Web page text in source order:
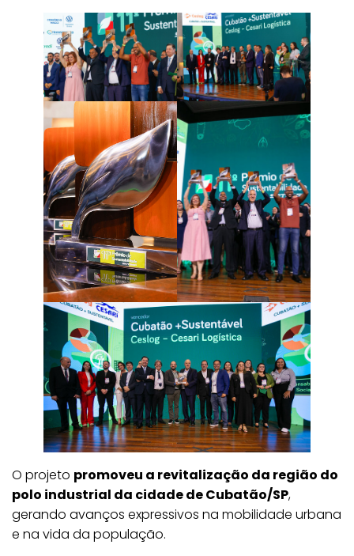
O projeto promoveu a revitalização da região do
polo industrial da cidade de Cubatão/SP,
gerando avanços expressivos na mobilidade urbana
e na vida da população.